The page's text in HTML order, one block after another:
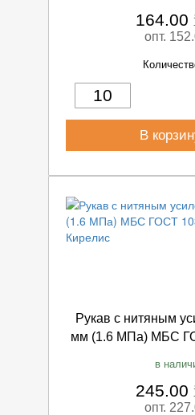
164.00
опт.
В
Рукав с нитяным
мм (1.6 МПа) МБС
в
245.00
опт.